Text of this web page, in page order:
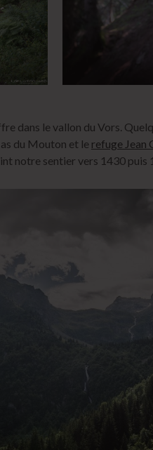
dans le vallon du Vors.
du Mouton et le refuge Jean
notre sentier vers 1430 puis